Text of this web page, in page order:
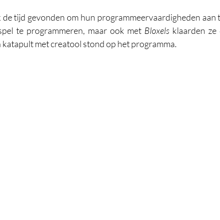
tijd gevonden om hun programmeervaardigheden aan
te programmeren, maar ook met Bloxels klaarden
katapult met creatool stond op het programma.